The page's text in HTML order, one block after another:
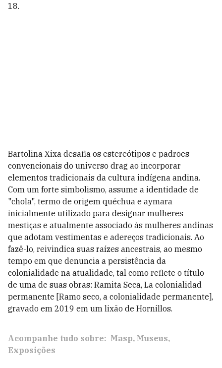
18.
Bartolina Xixa desafia os estereótipos e padrões
convencionais do universo drag ao incorporar
elementos tradicionais da cultura indígena andina.
Com um forte simbolismo, assume a identidade de
"chola", termo de origem quéchua e aymara
inicialmente utilizado para designar mulheres
mestiças e atualmente associado às mulheres andinas
que adotam vestimentas e adereços tradicionais. Ao
fazê-lo, reivindica suas raízes ancestrais, ao mesmo
tempo em que denuncia a persistência da
colonialidade na atualidade, tal como reflete o título
de uma de suas obras: Ramita Seca, La colonialidad
permanente [Ramo seco, a colonialidade permanente],
gravado em 2019 em um lixão de Hornillos.
Acompanhe tudo sobre: Masp Museus
Exposições